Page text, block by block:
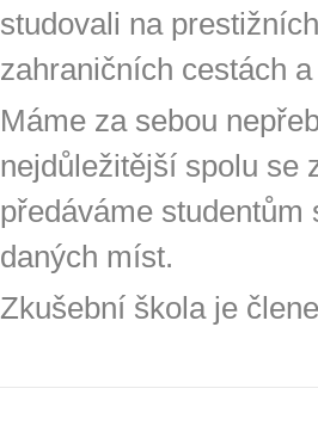
studovali na
zahraničních cestách
Máme za sebou
nejdůležitější spolu se
předáváme
daných míst.
Zkušební škola je